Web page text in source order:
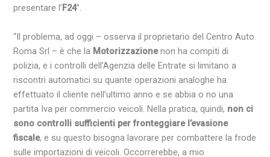
presentare l’F24”.
“Il problema, ad oggi – osserva il proprietario del Centro Auto
Roma Srl – è che la Motorizzazionenon ha compiti di
polizia, e i controlli dell’Agenzia delle Entrate si limitano a
riscontri automatici su quante operazioni analoghe ha
effettuato il cliente nell’ultimo anno e se abbia o no una
partita Iva per commercio veicoli. Nella pratica, quindi, non ci
sono controlli sufficienti per fronteggiare l’evasione
fiscale, e su questo bisogna lavorare per combattere la frode
sulle importazioni di veicoli. Occorrerebbe, a mio